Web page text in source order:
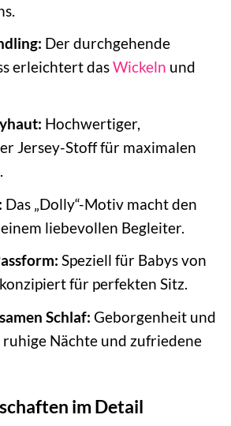
Der durchgehende
erleichtert dasWickeln und
Hochwertiger,
Jersey-Stoff für maximalen
Das „Dolly“-Motiv macht den
liebevollen Begleiter.
Speziell für Babys von
für perfekten Sitz.
Schlaf: Geborgenheit und
Nächte und zufriedene
im Detail